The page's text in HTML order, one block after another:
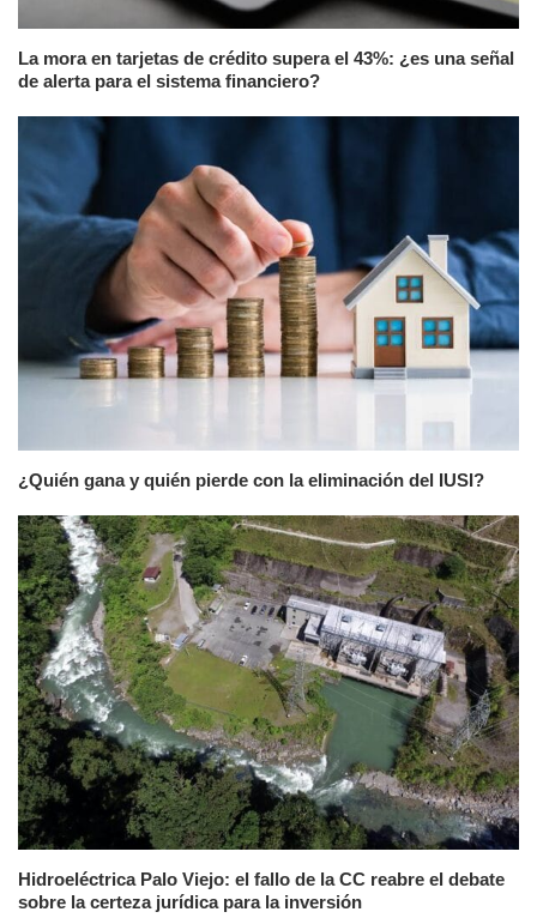
La mora en tarjetas de crédito supera el 43%: ¿es una señal
de alerta para el sistema financiero?
¿Quién gana y quién pierde con la eliminación del IUSI?
Hidroeléctrica Palo Viejo: el fallo de la CC reabre el debate
sobre la certeza jurídica para la inversión